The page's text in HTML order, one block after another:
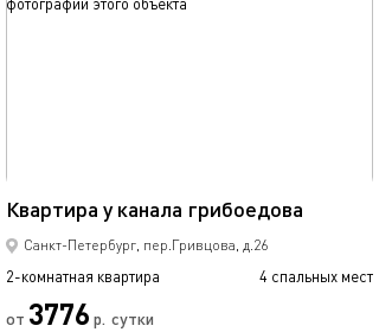
Квартира у канала грибоедова
Санкт-Петербург, пер.Гривцова, д.26
2-комнатная квартира 4 спальных мест
от 3776 р. сутки